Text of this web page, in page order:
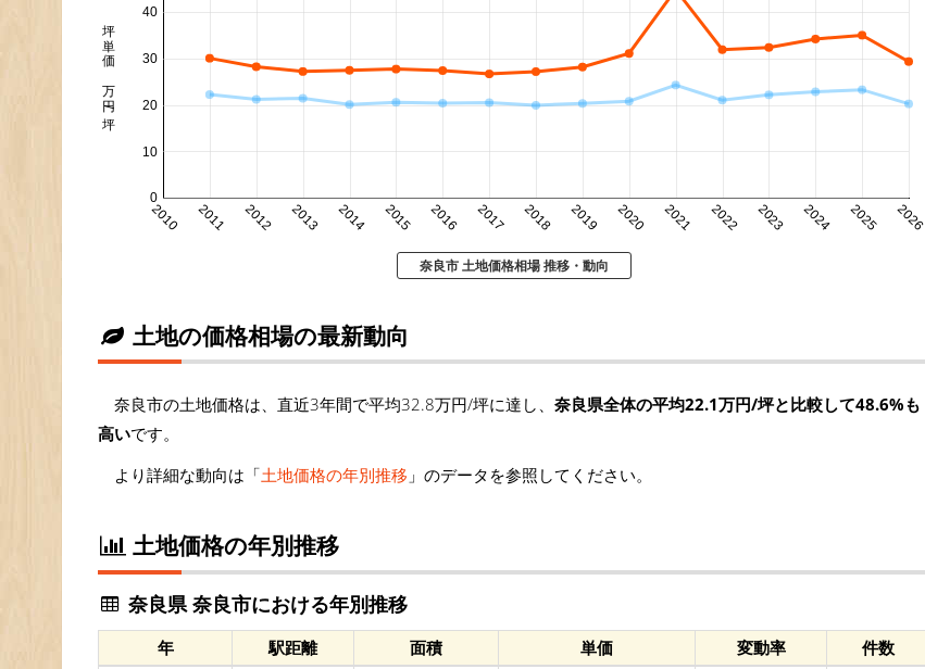
2010 2011 2012 2013 2014 2015 2016 2017 2018 2019 2020 2021 2022 2023 2024 2025 2026
0
10
20
30
40
坪単価 万円/坪
奈良市 土地価格相場 推移・動向
土地の価格相場の最新動向
奈良市の土地価格は、直近3年間で平均32.8万円/坪に達し、 奈良県全体の平均22.1万円/坪と比較して48.6%も
高いです。
より詳細な動向は「土地価格の年別推移 」のデータを参照してください。
土地価格の年別推移
奈良県 奈良市における年別推移
年 駅距離 面積 単価 変動率
件数